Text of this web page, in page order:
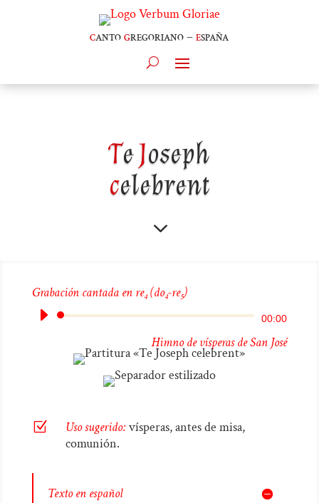
cantogregoriano –españa
TeJoseph
celebrent
3
Grabación cantada en re4(do4-re5)
Reproductor
de
audio
00:00
Himno de vísperas de San José
Z Uso sugerido:vísperas, antes de misa,
comunión.
Texto en español